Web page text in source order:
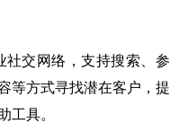
社交网络，支持搜索、参
等方式寻找潜在客户，提
工具。